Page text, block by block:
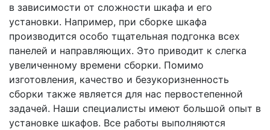
в зависимости от сложности шкафа и его
установки. Например, при сборке шкафа
производится особо тщательная подгонка всех
панелей и направляющих. Это приводит к слегка
увеличенному времени сборки. Помимо
изготовления, качество и безукоризненность
сборки также является для нас первостепенной
задачей. Наши специалисты имеют большой опыт в
установке шкафов. Все работы выполняются